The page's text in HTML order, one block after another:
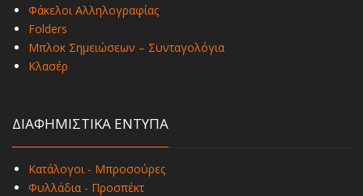
Φάκελοι Αλληλογραφίας
Folders
Μπλοκ Σημειώσεων – Συνταγολόγια
Κλασέρ
ΔΙΑΦΗΜΙΣΤΙΚΑ ΕΝΤΥΠΑ
Κατάλογοι - Μπροσούρες
Φυλλάδια - Προσπέκτ